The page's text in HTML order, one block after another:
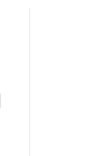
...금융주 낙폭 커
책 아냐" 해명
부-서울시 '정책 엇박자'
최초만 경쟁 치열